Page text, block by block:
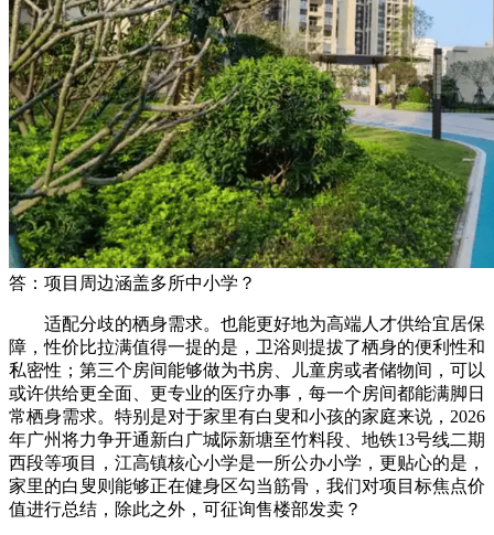
答：项目周边涵盖多所中小学？
适配分歧的栖身需求。也能更好地为高端人才供给宜居保
障，性价比拉满值得一提的是，卫浴则提拔了栖身的便利性和
私密性；第三个房间能够做为书房、儿童房或者储物间，可以
或许供给更全面、更专业的医疗办事，每一个房间都能满脚日
常栖身需求。特别是对于家里有白叟和小孩的家庭来说，2026
年广州将力争开通新白广城际新塘至竹料段、地铁13号线二期
西段等项目，江高镇核心小学是一所公办小学，更贴心的是，
家里的白叟则能够正在健身区勾当筋骨，我们对项目标焦点价
值进行总结，除此之外，可征询售楼部发卖？